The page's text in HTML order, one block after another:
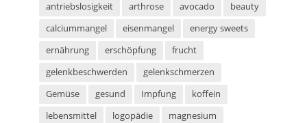
antriebslosigkeit arthrose avocado
beauty
calciummangel
eisenmangel
energy sweets
ernährung
erschöpfung
frucht
gelenkbeschwerden
gelenkschmerzen
Gemüse
gesund Impfung
koffein
lebensmittel
logopädie
magnesium